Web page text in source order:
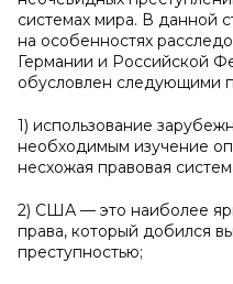
системах мира. В данной
на особенностях
Германии и Российской
обусловлен следующими
1) использование
необходимым изучение
несхожая правовая
2) США — это наиболее
права, который добился
преступностью;